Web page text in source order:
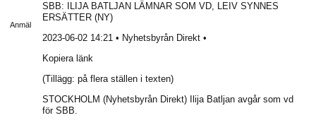
Anmäl
SBB: ILIJA BATLJAN LÄMNAR SOM VD, LEIV SYNNES
ERSÄTTER (NY)
2023-06-02 14:21 • Nyhetsbyrån Direkt •
Kopiera länk
(Tillägg: på flera ställen i texten)
STOCKHOLM (Nyhetsbyrån Direkt) Ilija Batljan avgår som vd
för SBB.